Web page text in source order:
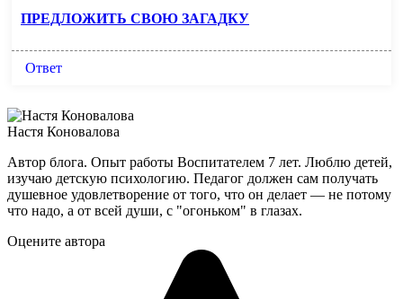
ПРЕДЛОЖИТЬ СВОЮ ЗАГАДКУ
Ответ
Настя Коновалова
Автор блога. Опыт работы Воспитателем 7 лет. Люблю детей,
изучаю детскую психологию. Педагог должен сам получать
душевное удовлетворение от того, что он делает — не потому
что надо, а от всей души, с "огоньком" в глазах.
Оцените автора